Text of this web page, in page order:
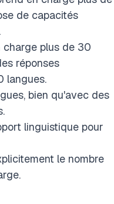
de capacités
charge plus de 30
réponses
langues.
bien qu'avec des
linguistique pour
le nombre